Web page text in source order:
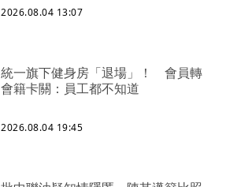
2026.08.04 13:07
統一旗下健身房「退場」！ 會員轉
會籍卡關：員工都不知道
2026.08.04 19:45